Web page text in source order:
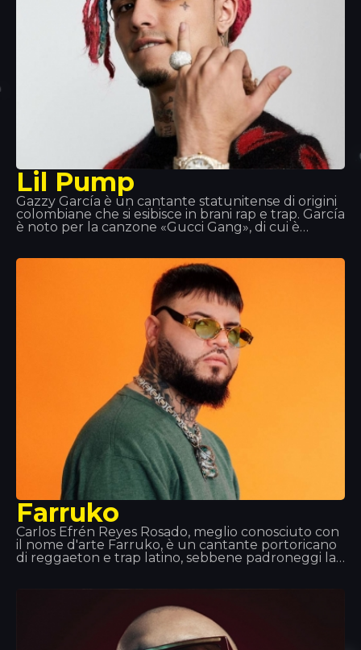
Lil Pump
Gazzy García è un cantante statunitense di origini
colombiane che si esibisce in brani rap e trap. García
è noto per la canzone «Gucci Gang», di cui è
Farruko
Carlos Efrén Reyes Rosado, meglio conosciuto con
il nome d'arte Farruko, è un cantante portoricano
di reggaeton e trap latino, sebbene padroneggi la
Rhythm” o “Calma” lo hanno reso una figura
imprescindibile nel mondo della musica.